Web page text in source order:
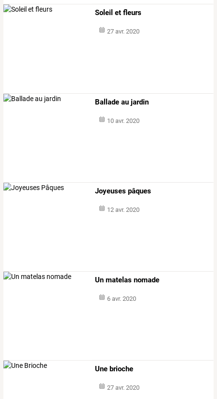
Soleil et fleurs
27 avr. 2020
Ballade au jardin
10 avr. 2020
Joyeuses pâques
12 avr. 2020
Un matelas nomade
6 avr. 2020
Une brioche
27 avr. 2020